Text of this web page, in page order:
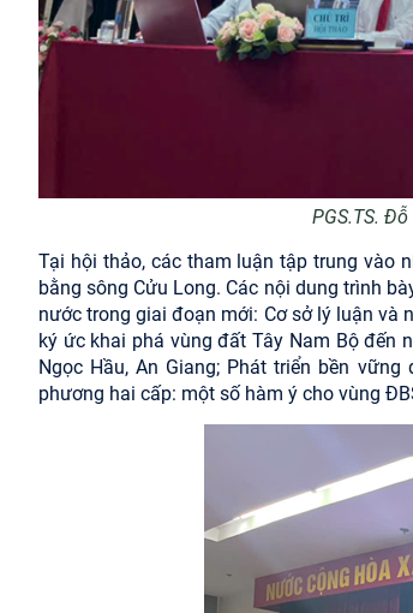
PGS.TS.
Tại hội thảo, các tham luận tập trung vào
bằng sông Cửu Long. Các nội dung trình
nước trong giai đoạn mới: Cơ sở lý luận và
ký ức khai phá vùng đất Tây Nam Bộ đến
Ngọc Hầu, An Giang; Phát triển bền
phương hai cấp: một số hàm ý cho vùng